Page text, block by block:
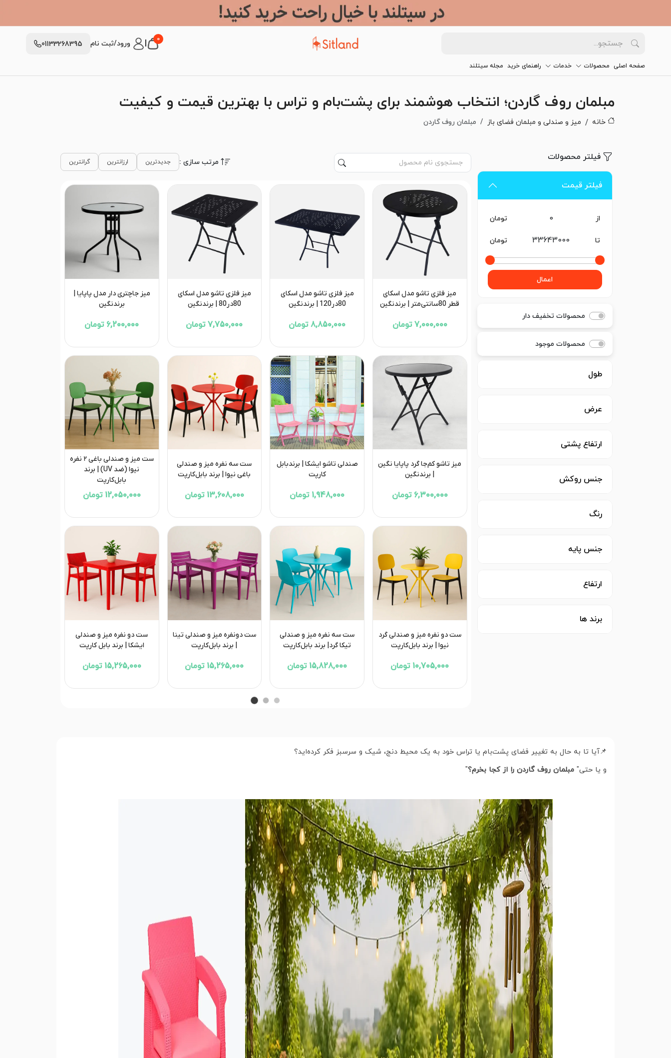
0 ورود/ثبت نام 01133268395
صفحه اصلی محصولات خدمات راهنمای خرید مجله سیتلند
مبلمان روف گاردن؛ انتخاب هوشمند برای پشت‌بام و تراس با بهترین قیمت و کیفیت
خانه میز و صندلی و مبلمان فضای باز مبلمان روف گاردن
فیلتر محصولات
فیلتر قیمت
از تومان
تا تومان
اعمال
محصولات تخفیف دار
محصولات موجود
طول
عرض
ارتفاع پشتی
جنس روکش
رنگ
جنس پایه
ارتفاع
برند ها
مرتب سازی : جدیدترین ارزانترین گرانترین
میز فلزی تاشو مدل اسکای
قطر 80سانتی‌متر | برندنگین
7,000,000 تومان
میز فلزی تاشو مدل اسکای
80در120 | برند‌نگین
8,850,000 تومان
میز فلزی تاشو مدل اسکای
80در80 | برند‌نگین
7,750,000 تومان
میز جاچتری دار مدل پاپایا |
برند‌نگین
6,200,000 تومان
میز تاشو کم‌جا گرد پاپایا نگین
| برندنگین
6,300,000 تومان
صندلی تاشو ایشکا | برندبابل
کارپت
1,948,000 تومان
ست سه نفره میز و صندلی
باغی نیوا | برند بابل‌کارپت
13,608,000 تومان
ست میز و صندلی باغی ۲ نفره
نیوا (ضد UV) | برند
بابل‌کارپت
12,050,000 تومان
ست دو نفره میز و صندلی گرد
نیوا | برند بابل‌کارپت
10,705,000 تومان
ست سه نفره میز و صندلی
تیکا گرد| برند بابل‌کارپت
15,828,000 تومان
ست دونفره میز و صندلی تینا
| برند بابل‌کارپت
15,265,000 تومان
ست دو نفره میز و صندلی
ایشکا | برند بابل کارپت
15,265,000 تومان
📌آیا تا به حال به تغییر فضای پشت‌بام یا تراس خود به یک محیط دنج، شیک و سرسبز فکر کرده‌اید؟
و یا حتی" مبلمان روف گاردن را از کجا بخرم؟"